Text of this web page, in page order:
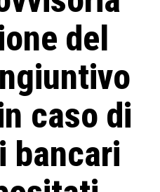
del
caso di
bancari